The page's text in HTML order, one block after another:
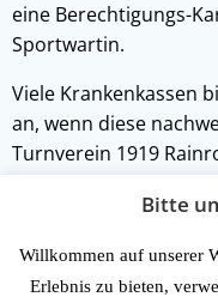
eine Berechtigungs-
Sportwartin.
Viele Krankenkassen
an, wenn diese
Turnverein 1919
formlos.
Bitte
Willkommen auf unserer
Erlebnis zu bieten,